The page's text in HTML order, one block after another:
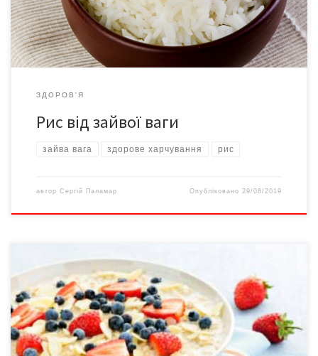
стрункими. Натомість 10-кратне скорочення споживання цього
злаку впливає на […]
ЗДОРОВ'Я
Рис від зайвої ваги
зайва вага здорове харчування рис
автор Сергій Паламар Опубліковано29/08/2019
Корисні продукти – основа здорового життя і гарного вигляду.
Проте слід пам’ятати про допустиму порцію і правила
вживання їжі. Адже навіть овочі, фрукти, каші та молочні
продукти можуть призвести до набирання зайвої ваги. Вівсяна
каша Вівсянка у вигляді пластівців, яку запарюють окропом –